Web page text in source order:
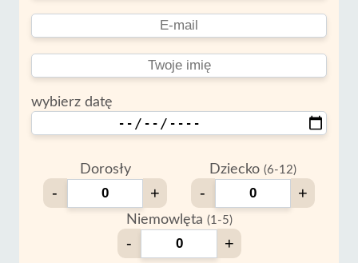
wybierz datę
Dorosły
- +
Dziecko (6-12)
- +
Niemowlęta (1-5)
- +